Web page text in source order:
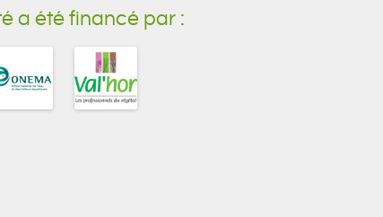
a été financé par :